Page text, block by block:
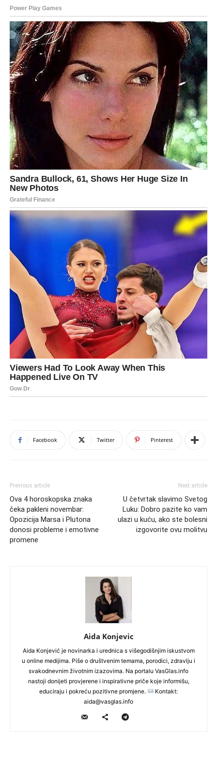
Facebook Twitter Pinterest
Previous article
Ova 4 horoskopska znaka
čeka pakleni novembar:
Opozicija Marsa i Plutona
donosi probleme i emotivne
promene
Next article
U četvrtak slavimo Svetog
Luku: Dobro pazite ko vam
ulazi u kuću, ako ste bolesni
izgovorite ovu molitvu
Aida Konjevic
Aida Konjević je novinarka i urednica s višegodišnjim iskustvom
u online medijima. Piše o društvenim temama, porodici, zdravlju i
svakodnevnim životnim izazovima. Na portalu VasGlas.info
nastoji donijeti provjerene i inspirativne priče koje informišu,
educiraju i pokreću pozitivne promjene.
Kontakt:
aida@vasglas.info